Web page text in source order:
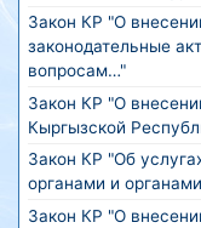
Закон КР "О
законодательные
вопросам…"
Закон КР "О
Кыргызской
Закон КР "Об
органами и
Закон КР "О